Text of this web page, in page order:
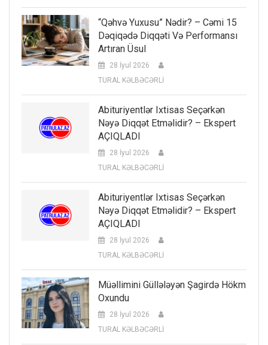
“Qəhvə Yuxusu” Nədir? – Cəmi 15
Dəqiqədə Diqqəti Və Performansı
Artıran Üsul
28 İyul 2026
TURAL KƏLBƏCƏRLİ
Abituriyentlər Ixtisas Seçərkən
Nəyə Diqqət Etməlidir? – Ekspert
AÇIQLADI
28 İyul 2026
TURAL KƏLBƏCƏRLİ
Abituriyentlər Ixtisas Seçərkən
Nəyə Diqqət Etməlidir? – Ekspert
AÇIQLADI
28 İyul 2026
TURAL KƏLBƏCƏRLİ
Müəllimini Güllələyən Şagirdə Hökm
Oxundu
28 İyul 2026
TURAL KƏLBƏCƏRLİ